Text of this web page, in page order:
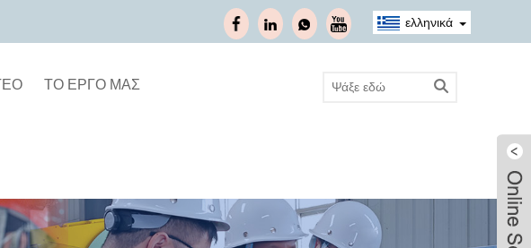
ελληνικά
ΤΟ ΈΡΓΟ ΜΑΣ